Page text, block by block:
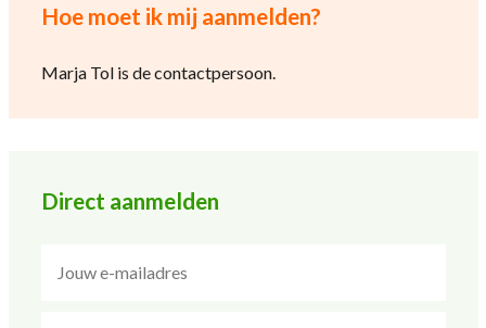
Hoe moet ik mij aanmelden?
Marja Tol is de contactpersoon.
Direct aanmelden